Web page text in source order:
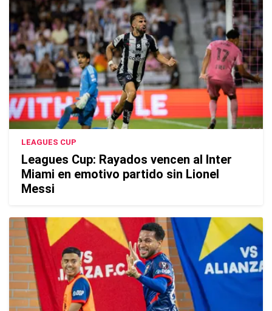
LEAGUES CUP
Leagues Cup: Rayados vencen al Inter
Miami en emotivo partido sin Lionel
Messi